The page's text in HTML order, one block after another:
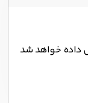
داده خواهد شد